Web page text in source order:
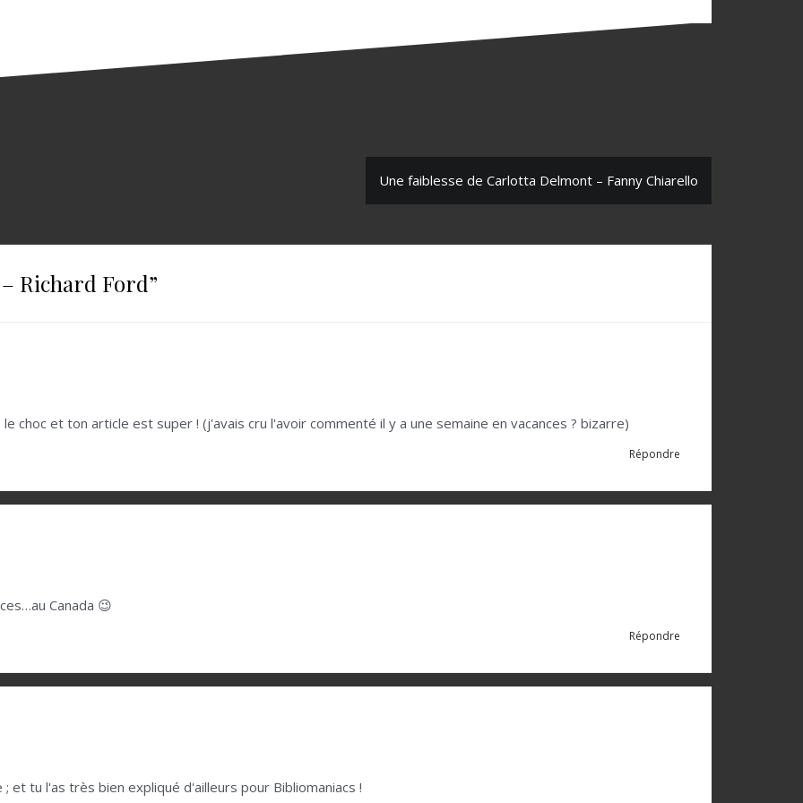
Une faiblesse de Carlotta Delmont – Fanny Chiarello
Richard Ford”
le choc et ton article est super ! (j'avais cru l'avoir commenté il y a une semaine en vacances ? bizarre)
Répondre
Canada 😉
Répondre
tu l'as très bien expliqué d'ailleurs pour Bibliomaniacs !